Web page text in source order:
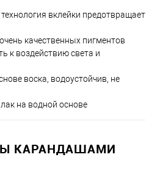
вклейки предотвращает
качественных пигментов
к воздействию света и
воска, водоустойчив, не
на водной основе
КАРАНДАШАМИ